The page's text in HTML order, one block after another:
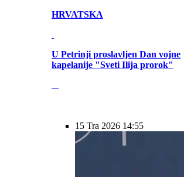
HRVATSKA
U Petrinji proslavljen Dan vojne
kapelanije "Sveti Ilija prorok"
15 Tra 2026 14:55